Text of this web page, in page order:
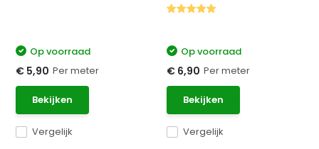
Vergelijk
Op voorraad
€ 5,90 Per meter
Bekijken
Vergelijk
Op voorraad
€ 6,90 Per meter
Bekijken